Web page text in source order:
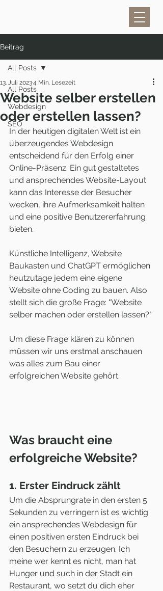
Beitrag
All Posts
Webdesign
SEO
All Posts
Website selber erstellen
oder erstellen lassen?
13. Juli 20234 Min. Lesezeit
In der heutigen digitalen Welt ist ein
überzeugendes Webdesign
entscheidend für den Erfolg einer
Online-Präsenz. Ein gut gestaltetes
und ansprechendes Website-Layout
kann das Interesse der Besucher
wecken, ihre Aufmerksamkeit halten
und eine positive Benutzererfahrung
bieten.
Künstliche Intelligenz, Website
Baukasten und ChatGPT ermöglichen
heutzutage jedem eine eigene
Website ohne Coding zu bauen. Also
stellt sich die große Frage: "Website
selber machen oder erstellen lassen?"
Um diese Frage klären zu können
müssen wir uns erstmal anschauen
was alles zum Bau einer
erfolgreichen Website gehört.
Was braucht eine
erfolgreiche Website?
1. Erster Eindruck zählt
Um die Absprungrate in den ersten 5
Sekunden zu verringern ist es wichtig
ein ansprechendes Webdesign für
einen positiven ersten Eindruck bei
den Besuchern zu erzeugen. Ich
meine wer kennt es nicht, man hat
Hunger und such in der Stadt ein
Restaurant, wo setzt du dich eher